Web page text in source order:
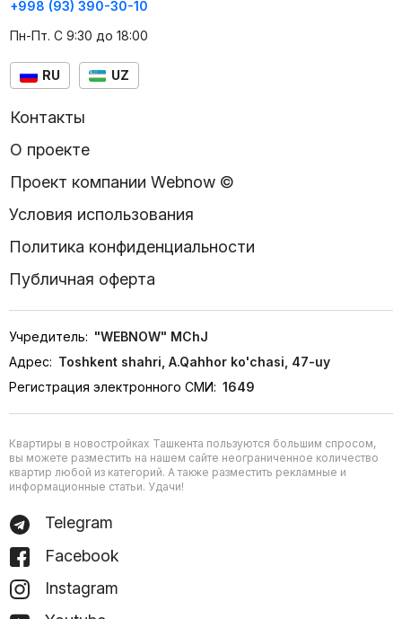
+998 (93) 390-30-10
Пн-Пт. С 9:30 до 18:00
RU UZ
Контакты
О проекте
Проект компании Webnow ©
Условия использования
Политика конфиденциальности
Публичная оферта
Учредитель: "WEBNOW" MChJ
Адрес: Toshkent shahri, A.Qahhor ko'chasi, 47-uy
Регистрация электронного СМИ: 1649
Квартиры в новостройках Ташкента пользуются большим спросом,
вы можете разместить на нашем сайте неограниченное количество
квартир любой из категорий. А также разместить рекламные и
информационные статьи. Удачи!
Telegram
Facebook
Instagram